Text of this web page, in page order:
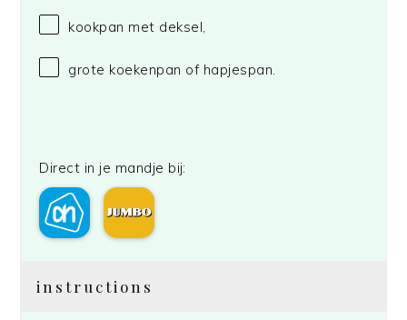
kookpan met deksel,
grote koekenpan of hapjespan.
Direct in je mandje bij:
instructions